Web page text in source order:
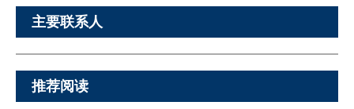
主要联系人
推荐阅读